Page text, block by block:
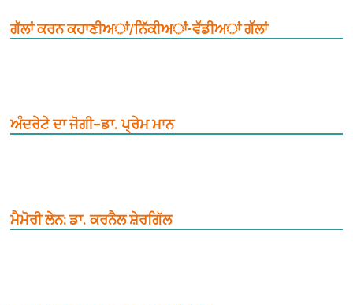
ਗੱਲਾਂ ਕਰਨ ਕਹਾਣੀਅਾਂ/ਨਿੱਕੀਅਾਂ-ਵੱਡੀਅਾਂ ਗੱਲਾਂ
ਅੰਦਰੇਟੇ ਦਾ ਜੋਗੀ–ਡਾ. ਪ੍ਰੇਮ ਮਾਨ
ਮੈਮੋਰੀ ਲੇਨ: ਡਾ. ਕਰਨੈਲ ਸ਼ੇਰਗਿੱਲ